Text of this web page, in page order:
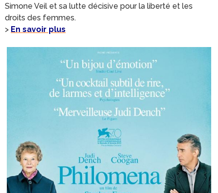
Simone Veil et sa lutte décisive pour la liberté et les
droits des femmes.
> En savoir plus